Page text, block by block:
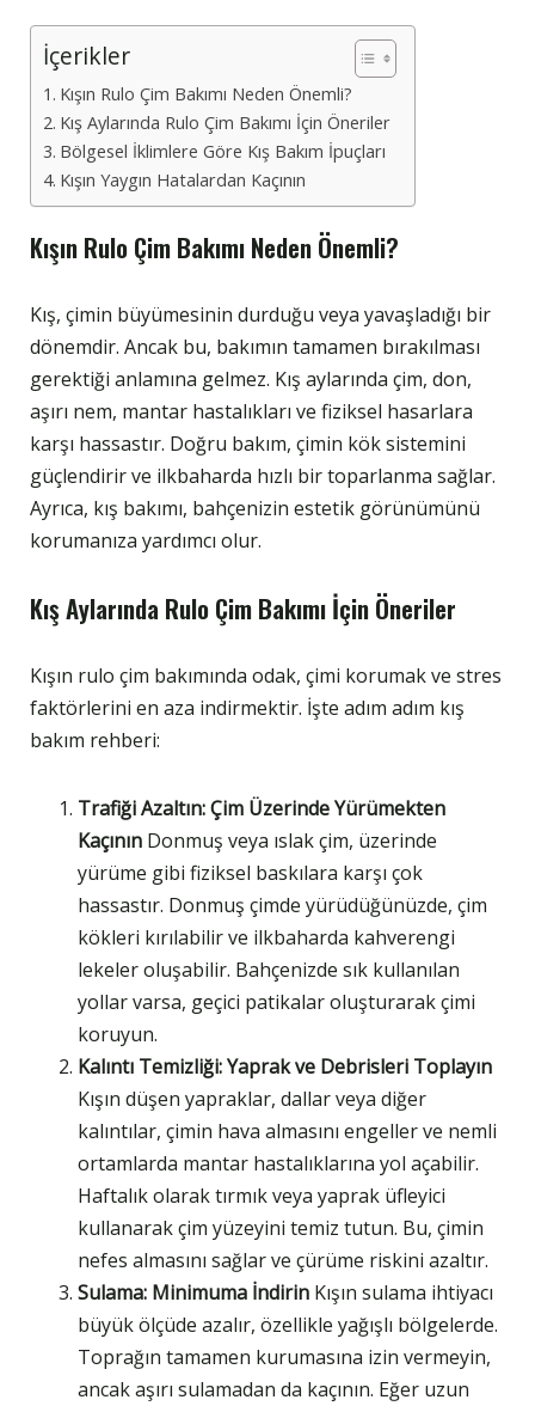
İçerikler
Kışın Rulo Çim Bakımı Neden Önemli?
Kış Aylarında Rulo Çim Bakımı İçin Öneriler
Bölgesel İklimlere Göre Kış Bakım İpuçları
Kışın Yaygın Hatalardan Kaçının
Kışın Rulo Çim Bakımı Neden Önemli?
Kış, çimin büyümesinin durduğu veya yavaşladığı bir
dönemdir. Ancak bu, bakımın tamamen bırakılması
gerektiği anlamına gelmez. Kış aylarında çim, don,
aşırı nem, mantar hastalıkları ve fiziksel hasarlara
karşı hassastır. Doğru bakım, çimin kök sistemini
güçlendirir ve ilkbaharda hızlı bir toparlanma sağlar.
Ayrıca, kış bakımı, bahçenizin estetik görünümünü
korumanıza yardımcı olur.
Kış Aylarında Rulo Çim Bakımı İçin Öneriler
Kışın rulo çim bakımında odak, çimi korumak ve stres
faktörlerini en aza indirmektir. İşte adım adım kış
bakım rehberi:
Trafiği Azaltın: Çim Üzerinde Yürümekten
Kaçının Donmuş veya ıslak çim, üzerinde
yürüme gibi fiziksel baskılara karşı çok
hassastır. Donmuş çimde yürüdüğünüzde, çim
kökleri kırılabilir ve ilkbaharda kahverengi
lekeler oluşabilir. Bahçenizde sık kullanılan
yollar varsa, geçici patikalar oluşturarak çimi
koruyun.
Kalıntı Temizliği: Yaprak ve Debrisleri Toplayın
Kışın düşen yapraklar, dallar veya diğer
kalıntılar, çimin hava almasını engeller ve nemli
ortamlarda mantar hastalıklarına yol açabilir.
Haftalık olarak tırmık veya yaprak üfleyici
kullanarak çim yüzeyini temiz tutun. Bu, çimin
nefes almasını sağlar ve çürüme riskini azaltır.
Sulama: Minimuma İndirin Kışın sulama ihtiyacı
büyük ölçüde azalır, özellikle yağışlı bölgelerde.
Toprağın tamamen kurumasına izin vermeyin,
ancak aşırı sulamadan da kaçının. Eğer uzun